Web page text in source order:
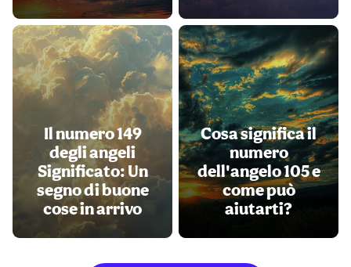
Il numero 149
degli angeli
Significato: Un
segno di buone
cose in arrivo
Cosa significa il
numero
dell'angelo 105 e
come può
aiutarti?